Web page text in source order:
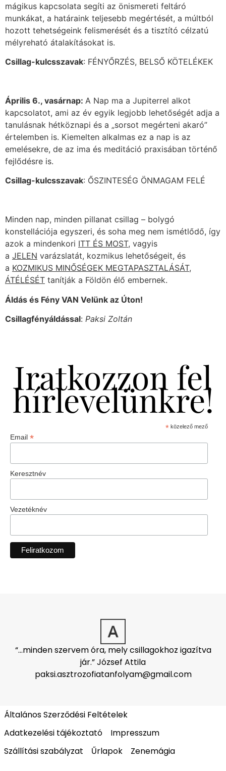
mágikus kapcsolata segíti az önismereti feltáró
munkákat, a határaink teljesebb megértését, a múltból
hozott tehetségeink felismerését és a tisztító célzatú
mélyreható átalakításokat is.
Csillag-kulcsszavak: FÉNYŐRZÉS, BELSŐ KÖTELÉKEK
Április 6., vasárnap: A Nap ma a Jupiterrel alkot
kapcsolatot, ami az év egyik legjobb lehetőségét adja a
tanulásnak hétköznapi és a „sorsot megérteni akaró”
értelemben is. Kiemelten alkalmas ez a nap is az
emelésekre, de az ima és meditáció praxisában történő
fejlődésre is.
Csillag-kulcsszavak: ŐSZINTESÉG ÖNMAGAM FELÉ
Minden nap, minden pillanat csillag – bolygó
konstellációja egyszeri, és soha meg nem ismétlődő, így
azok a mindenkori ITT ÉS MOST, vagyis
a JELEN varázslatát, kozmikus lehetőségeit, és
a KOZMIKUS MINŐSÉGEK MEGTAPASZTALÁSÁT,
ÁTÉLÉSÉT tanítják a Földön élő embernek.
Áldás és Fény VAN Velünk az Úton!
Csillagfényáldással: Paksi Zoltán
Iratkozzon fel
hírlevelünkre!
*közelező mező
Email *
Keresztnév
Vezetéknév
“…minden szervem óra, mely csillagokhoz igazítva
jár.” József Attila
paksi.asztrozofiatanfolyam@gmail.com
Általános Szerződési Feltételek
Adatkezelési tájékoztató
Impresszum
Szállítási szabályzat
Űrlapok Zenemágia